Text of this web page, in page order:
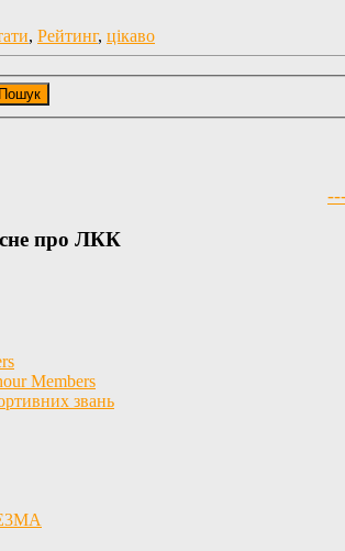
, Рейтинг, цікаво
про ЛКК
Members
звань